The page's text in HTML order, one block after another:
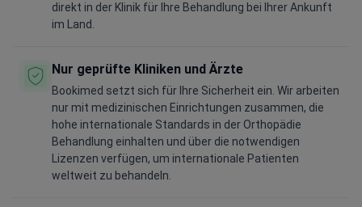
direkt in der Klinik für Ihre Behandlung bei Ihrer Ankunft
im Land.
Nur geprüfte Kliniken und Ärzte
Bookimed setzt sich für Ihre Sicherheit ein. Wir arbeiten
nur mit medizinischen Einrichtungen zusammen, die
hohe internationale Standards in der Orthopädie
Behandlung einhalten und über die notwendigen
Lizenzen verfügen, um internationale Patienten
weltweit zu behandeln.